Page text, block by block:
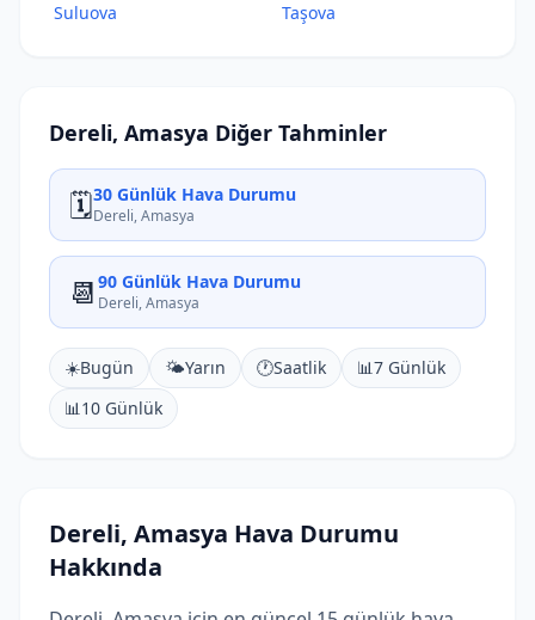
Suluova Taşova
Dereli, Amasya Diğer Tahminler
🗓️30 Günlük Hava Durumu
Dereli, Amasya
📆 90 Günlük Hava Durumu
Dereli, Amasya
☀️Bugün 🌤️Yarın 🕐Saatlik 📊7 Günlük
📊10 Günlük
Dereli, Amasya Hava Durumu
Hakkında